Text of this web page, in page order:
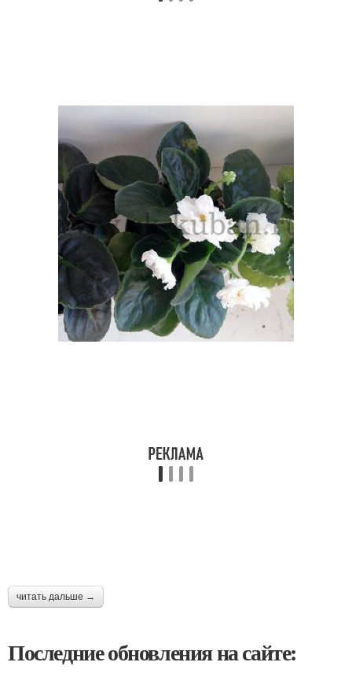
читать дальше →
Последние обновления на сайте: